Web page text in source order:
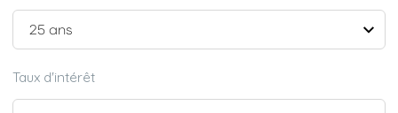
Taux d'intérêt